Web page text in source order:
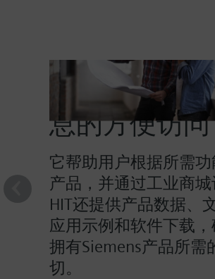
HIT提供对产
息的方便访问
它帮助用户根据所需
产品，并通过工业商城
HIT还提供产品数据、文
应用示例和软件下载
拥有Siemens产品所需
切。